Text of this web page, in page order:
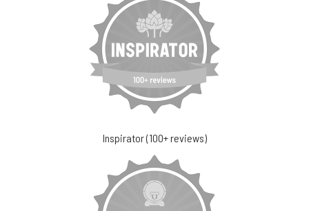
Inspirator (100+ reviews)